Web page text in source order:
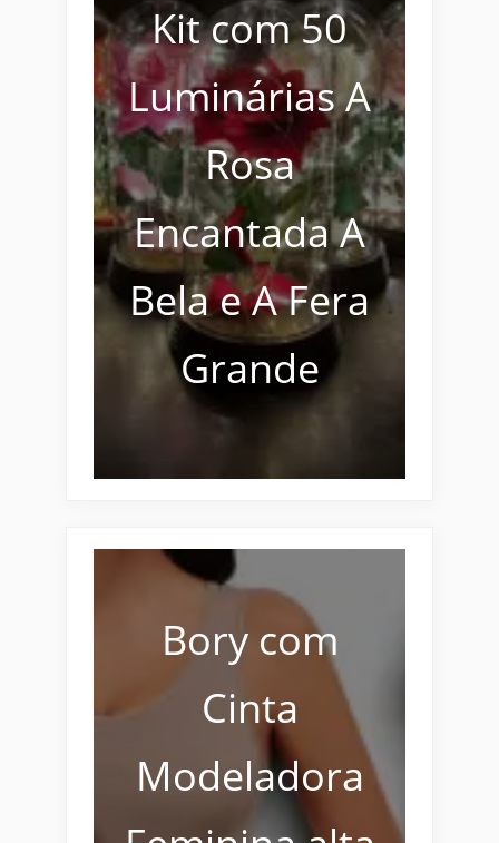
Kit com 50
Luminárias A
Rosa
Encantada A
Bela e A Fera
Grande
Bory com
Cinta
Modeladora